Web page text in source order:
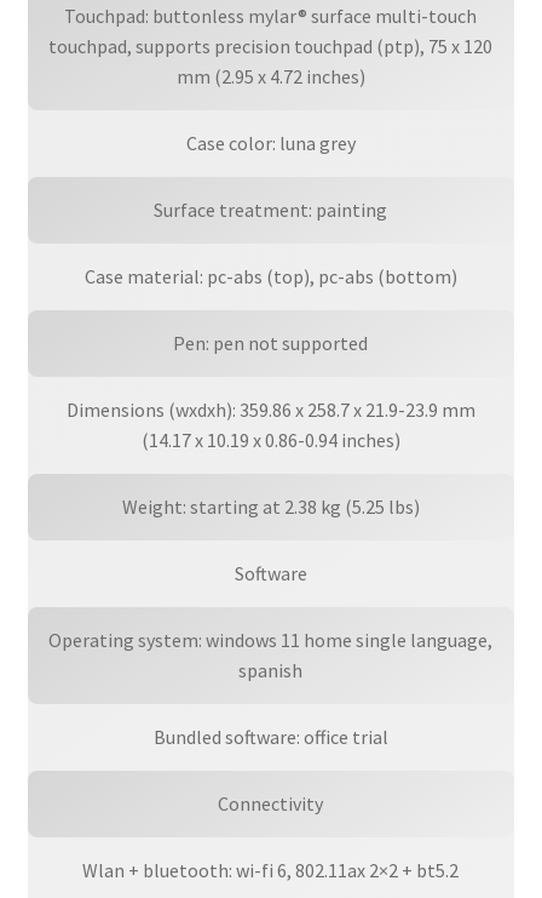
Touchpad: buttonless mylar® surface multi-touch
touchpad, supports precision touchpad (ptp), 75 x 120
mm (2.95 x 4.72 inches)
Case color: luna grey
Surface treatment: painting
Case material: pc-abs (top), pc-abs (bottom)
Pen: pen not supported
Dimensions (wxdxh): 359.86 x 258.7 x 21.9-23.9 mm
(14.17 x 10.19 x 0.86-0.94 inches)
Weight: starting at 2.38 kg (5.25 lbs)
Software
Operating system: windows 11 home single language,
spanish
Bundled software: office trial
Connectivity
Wlan + bluetooth: wi-fi 6, 802.11ax 2×2 + bt5.2